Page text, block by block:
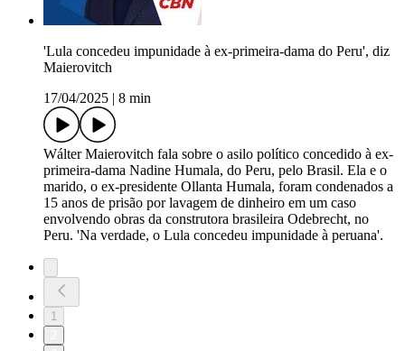
'Lula concedeu impunidade à ex-primeira-dama do Peru', diz
Maierovitch
17/04/2025
8 min
Wálter Maierovitch fala sobre o asilo político concedido à ex-
primeira-dama Nadine Humala, do Peru, pelo Brasil. Ela e o
marido, o ex-presidente Ollanta Humala, foram condenados a
15 anos de prisão por lavagem de dinheiro em um caso
envolvendo obras da construtora brasileira Odebrecht, no
Peru. 'Na verdade, o Lula concedeu impunidade à peruana'.
1